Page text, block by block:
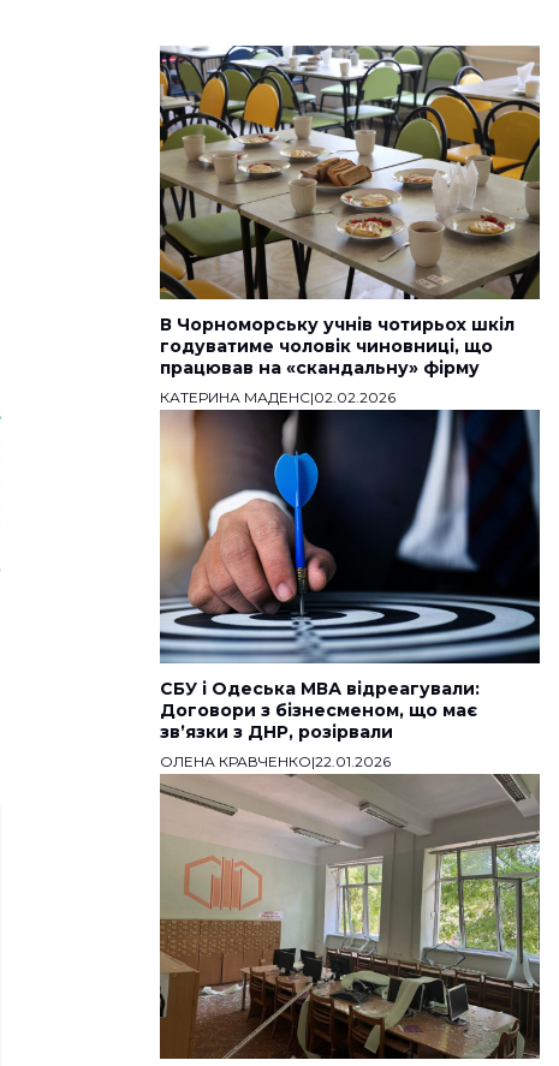
В Чорноморську учнів чотирьох шкіл
годуватиме чоловік чиновниці, що
працював на «скандальну» фірму
КАТЕРИНА МАДЕНС|02.02.2026
СБУ і Одеська МВА відреагували:
Договори з бізнесменом, що має
звʼязки з ДНР, розірвали
ОЛЕНА КРАВЧЕНКО|22.01.2026